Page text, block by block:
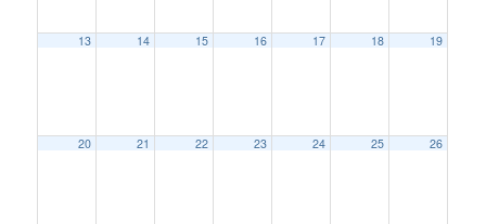
13 14 15 16 17 18 19
20 21 22 23 24 25 26